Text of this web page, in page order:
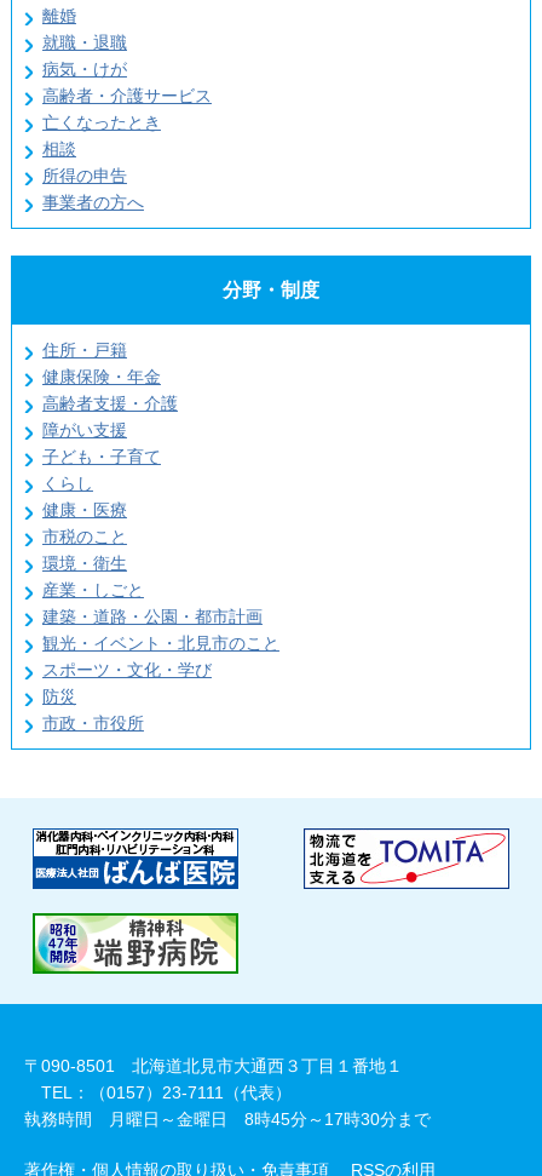
離婚
就職・退職
病気・けが
高齢者・介護サービス
亡くなったとき
相談
所得の申告
事業者の方へ
分野・制度
住所・戸籍
健康保険・年金
高齢者支援・介護
障がい支援
子ども・子育て
くらし
健康・医療
市税のこと
環境・衛生
産業・しごと
建築・道路・公園・都市計画
観光・イベント・北見市のこと
スポーツ・文化・学び
防災
市政・市役所
〒090-8501 北海道北見市大通西３丁目１番地１
TEL：（0157）23-7111（代表）
執務時間 月曜日～金曜日 8時45分～17時30分まで
著作権・個人情報の取り扱い・免責事項 RSSの利用